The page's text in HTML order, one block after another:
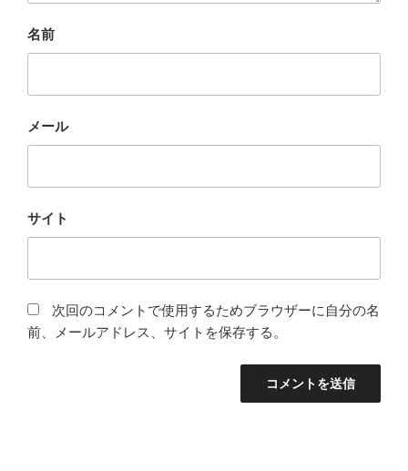
名前
メール
サイト
次回のコメントで使用するためブラウザーに自分の名
前、メールアドレス、サイトを保存する。